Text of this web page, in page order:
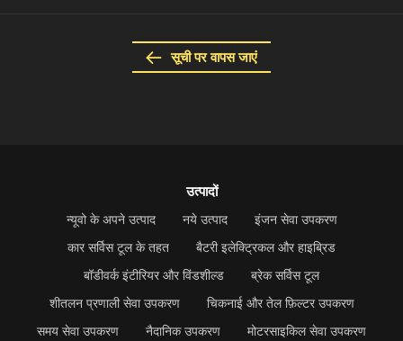
सूची पर वापस जाएं
उत्पादों
न्यूवो के अपने उत्पाद नये उत्पाद
इंजन सेवा उपकरण
कार सर्विस टूल के तहत
बैटरी इलेक्ट्रिकल और हाइब्रिड
बॉडीवर्क इंटीरियर और विंडशील्ड
ब्रेक सर्विस टूल
शीतलन प्रणाली सेवा उपकरण
चिकनाई और तेल फ़िल्टर उपकरण
समय सेवा उपकरण
नैदानिक उपकरण
मोटरसाइकिल सेवा उपकरण